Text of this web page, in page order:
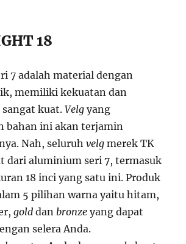
18
7 adalah material dengan
memiliki kekuatan dan
kuat.Velgyang
bahan ini akan terjamin
Nah, seluruhvelgmerek TK
dari aluminium seri 7, termasuk
18 inci yang satu ini. Produk
5 pilihan warna yaitu hitam,
golddan bronzeyang dapat
selera Anda.